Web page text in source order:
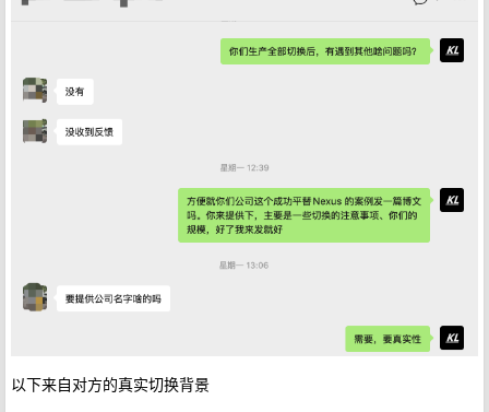
以下来自对方的真实切换背景